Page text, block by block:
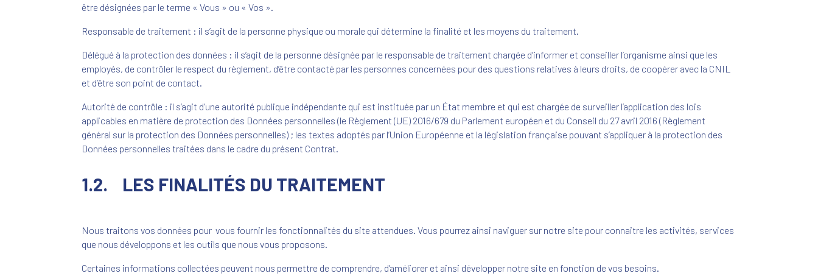
être désignées par le terme « Vous » ou « Vos ».
Responsable de traitement : il s’agit de la personne physique ou morale qui détermine la finalité et les moyens du traitement.
Délégué à la protection des données : il s’agit de la personne désignée par le responsable de traitement chargée d’informer et conseiller l’organisme ainsi que les
employés, de contrôler le respect du règlement, d’être contacté par les personnes concernées pour des questions relatives à leurs droits, de coopérer avec la CNIL
et d’être son point de contact.
Autorité de contrôle : il s’agit d’une autorité publique indépendante qui est instituée par un État membre et qui est chargée de surveiller l’application des lois
applicables en matière de protection des Données personnelles (le Règlement (UE) 2016/679 du Parlement européen et du Conseil du 27 avril 2016 (Règlement
général sur la protection des Données personnelles) ; les textes adoptés par l’Union Européenne et la législation française pouvant s’appliquer à la protection des
Données personnelles traitées dans le cadre du présent Contrat.
1.2. LES FINALITÉS DU TRAITEMENT
Nous traitons vos données pour vous fournir les fonctionnalités du site attendues. Vous pourrez ainsi naviguer sur notre site pour connaitre les activités, services
que nous développons et les outils que nous vous proposons.
Certaines informations collectées peuvent nous permettre de comprendre, d’améliorer et ainsi développer notre site en fonction de vos besoins.